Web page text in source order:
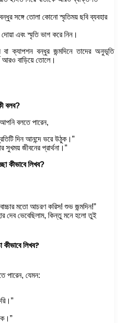
সঙ্গে তোলা কোনো স্মৃতিময় ছবি ব্যবহার
এবং স্মৃতি ভাগ করে নিন।
বা ক্যাপশন বন্ধুর জন্মদিনে তাদের অনুভূতি
আরও বাড়িয়ে তোলে।
বলব?
বলতে পারেন,
দিন আনন্দে ভরে উঠুক।”
জীবনের প্রার্থনা।”
কীভাবে লিখব?
মতো আচরণ করিস! শুভ জন্মদিন!”
দেব ভেবেছিলাম, কিন্তু মনে হলো তুই
কীভাবে লিখব?
পারেন, যেমন: